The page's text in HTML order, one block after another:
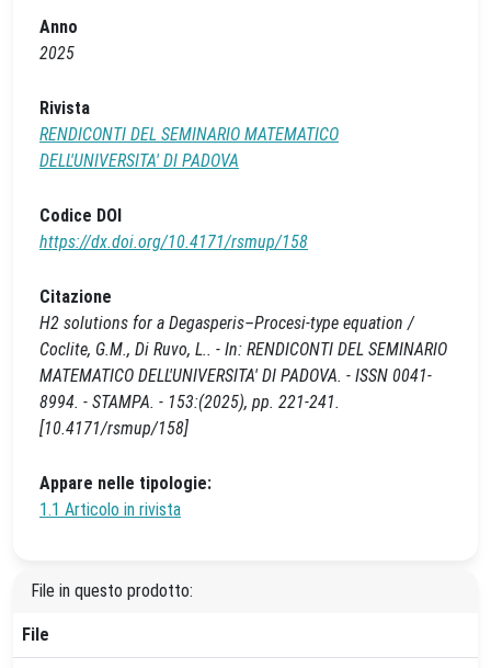
Anno
2025
Rivista
RENDICONTI DEL SEMINARIO MATEMATICO
DELL'UNIVERSITA' DI PADOVA
Codice DOI
https://dx.doi.org/10.4171/rsmup/158
Citazione
H2 solutions for a Degasperis–Procesi-type equation /
Coclite, G.M., Di Ruvo, L.. - In: RENDICONTI DEL SEMINARIO
MATEMATICO DELL'UNIVERSITA' DI PADOVA. - ISSN 0041-
8994. - STAMPA. - 153:(2025), pp. 221-241.
[10.4171/rsmup/158]
Appare nelle tipologie:
1.1 Articolo in rivista
File in questo prodotto:
File